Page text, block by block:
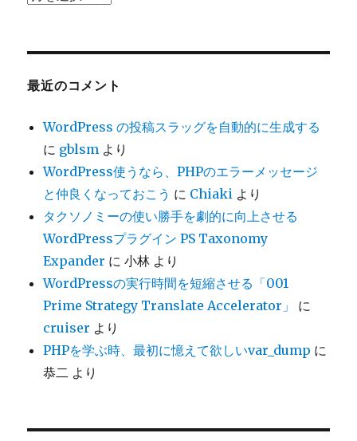
ブ
最近のコメント
WordPress の投稿スラッグを自動的に生成する
に gblsm より
WordPress使うなら、PHPのエラーメッセージ
と仲良くなっておこう に Chiaki より
タクソノミーの使い勝手を劇的に向上させる
WordPressプラグイン PS Taxonomy
Expander に小林 より
WordPressの実行時間を短縮させる「001
Prime Strategy Translate Accelerator」
に
cruiser より
PHPを学ぶ時、最初に憶えて欲しいvar_dump に
恭二 より